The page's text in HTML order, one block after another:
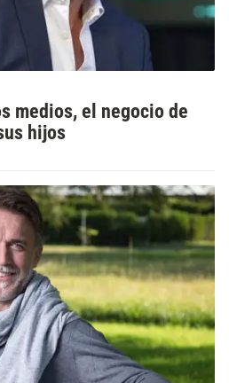
medios, el negocio de
hijos